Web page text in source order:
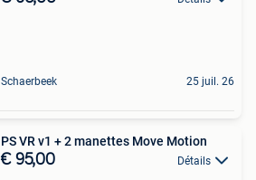
Schaerbeek 25 juil. 26
PS VR v1 + 2 manettes Move Motion
€ 95,00 Détails